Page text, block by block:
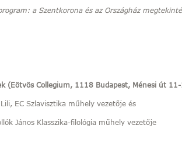
a Szentkorona és az Országház
(Eötvös Collegium, 1118 Budapest, Ménesi út
EC Szlavisztika műhely vezetője és
János Klasszika-filológia műhely vezetője